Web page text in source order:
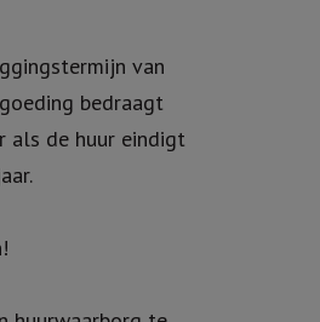
van
bedraagt
als de huur eindigt